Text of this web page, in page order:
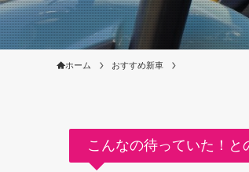
ホーム おすすめ新車
こんなの待っていた！と